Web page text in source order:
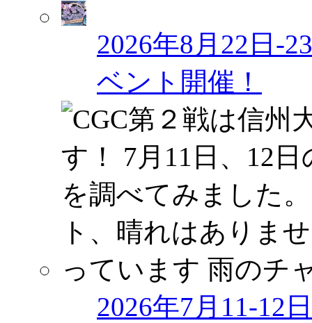
2026年8月22日-
ベント開催！
2026年7月11-12